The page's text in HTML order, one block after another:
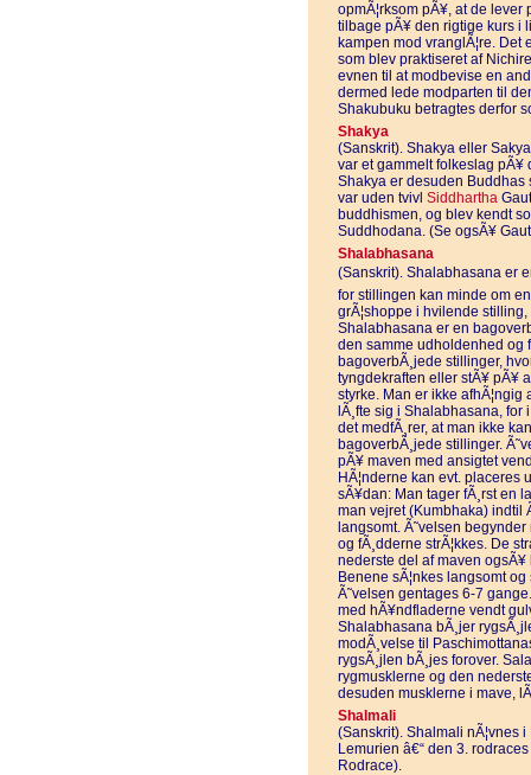
opmÃ¦rksom pÃ¥, at de lever
tilbage pÃ¥ den rigtige kurs i
kampen mod vranglÃ¦re.
som blev praktiseret af
evnen til at modbevise en
dermed lede modparten til
Shakubuku betragtes derfor
Shakya
(Sanskrit). Shakya eller
var et gammelt folkeslag pÃ¥
Shakya er desuden Buddhas
var uden tvivl Siddhartha
buddhismen, og blev kendt
Suddhodana. (Se ogsÃ¥
Shalabhasana
(Sanskrit). Shalabhasana er
for stillingen kan minde om
grÃ¦shoppe i hvilende
Shalabhasana er en
den samme udholdenhed og
bagoverbÃ¸jede stillinger,
tyngdekraften eller stÃ¥ pÃ¥
styrke. Man er ikke afhÃ¦ngig
lÃ¸fte sig i Shalabhasana,
det medfÃ¸rer, at man ikke
bagoverbÃ¸jede stillinger.
pÃ¥ maven med ansigtet
HÃ¦nderne kan evt. placeres
sÃ¥dan: Man tager fÃ¸rst en
man vejret (Kumbhaka) indtil
langsomt. Ã˜velsen
og fÃ¸dderne strÃ¦kkes. De
nederste del af maven
Benene sÃ¦nkes langsomt
Ã˜velsen gentages 6-7
med hÃ¥ndfladerne vendt
Shalabhasana bÃ¸jer
modÃ¸velse til
rygsÃ¸jlen bÃ¸jes forover.
rygmusklerne og den
desuden musklerne i mave,
Shalmali
(Sanskrit). Shalmali nÃ¦vnes
Lemurien â€“ den 3.
Rodrace).